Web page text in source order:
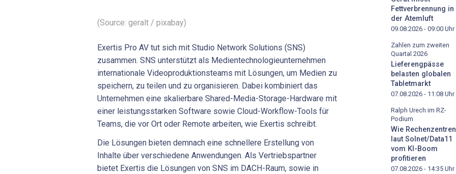
(Source: geralt / pixabay)
Exertis Pro AV tut sich mit Studio Network Solutions (SNS)
zusammen. SNS unterstützt als Medientechnologieunternehmen
internationale Videoproduktionsteams mit Lösungen, um Medien zu
speichern, zu teilen und zu organisieren. Dabei kombiniert das
Unternehmen eine skalierbare Shared-Media-Storage-Hardware mit
einer leistungsstarken Software sowie Cloud-Workflow-Tools für
Teams, die vor Ort oder Remote arbeiten, wie Exertis schreibt.
Die Lösungen bieten demnach eine schnellere Erstellung von
Inhalte über verschiedene Anwendungen. Als Vertriebspartner
bietet Exertis die Lösungen von SNS im DACH-Raum, sowie in
Fettverbrennung in
der Atemluft
09.08.2026 - 09:00 Uhr
Zahlen zum zweiten
Quartal 2026
Lieferengpässe
belasten globalen
Tabletmarkt
07.08.2026 - 11:08 Uhr
Ralph Urech im RZ-
Podium
Wie Rechenzentren
laut Solnet/Data11
vom KI-Boom
profitieren
07.08.2026 - 14:35 Uhr